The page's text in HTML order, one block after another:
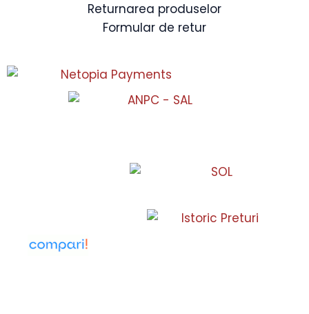
Returnarea produselor
Formular de retur